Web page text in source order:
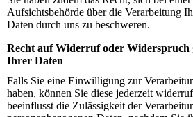
Aufsichtsbehörde über die Verarbeitung
Daten durch uns zu beschweren.
Recht auf Widerruf oder Widerspruch
Ihrer Daten
Falls Sie eine Einwilligung zur
haben, können Sie diese jederzeit
beeinflusst die Zulässigkeit der